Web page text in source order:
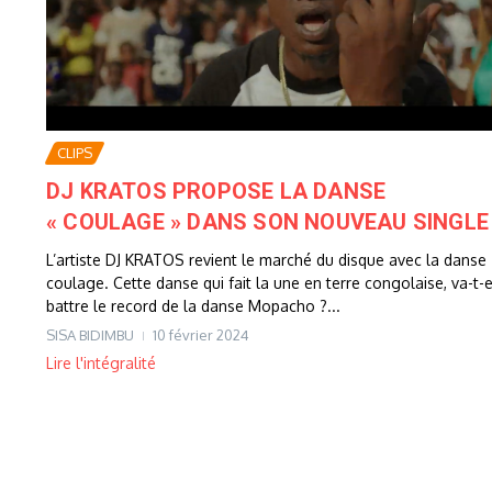
CLIPS
DJ KRATOS PROPOSE LA DANSE
« COULAGE » DANS SON NOUVEAU SINGLE
L’artiste DJ KRATOS revient le marché du disque avec la danse
coulage. Cette danse qui fait la une en terre congolaise, va-t-
battre le record de la danse Mopacho ?...
SISA BIDIMBU 10 février 2024
Lire l'intégralité